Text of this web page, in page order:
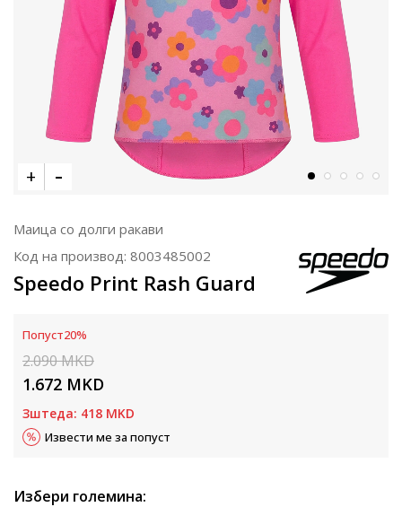
Маица со долги ракави
Код на производ: 8003485002
Speedo Print Rash Guard
Попуст20%
2.090MKD
1.672 MKD
Зштеда: 418 MKD
Извести ме за попуст
Избери големина: